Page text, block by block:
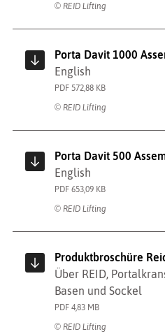
© REID Lifting
Porta Davit 1000
English
PDF 572,88 KB
© REID Lifting
Porta Davit 500
English
PDF 653,09 KB
© REID Lifting
Produktbroschüre
Über REID,
Basen und Sockel
PDF 4,83 MB
© REID Lifting